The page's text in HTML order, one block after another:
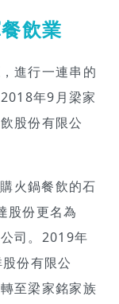
飲業
進行一連串的
年9月梁家
股份有限公
火鍋餐飲的石
股份更名為
司。2019年
份有限公
至梁家銘家族